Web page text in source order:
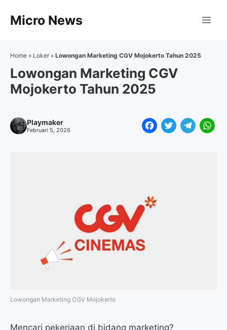
Micro News
Home » Loker » Lowongan Marketing CGV Mojokerto Tahun 2025
Lowongan Marketing CGV
Mojokerto Tahun 2025
Playmaker
Februari 5, 2026
F
o
T
T
W
Lowongan Marketing CGV Mojokerto
Mencari pekerjaan di bidang marketing?